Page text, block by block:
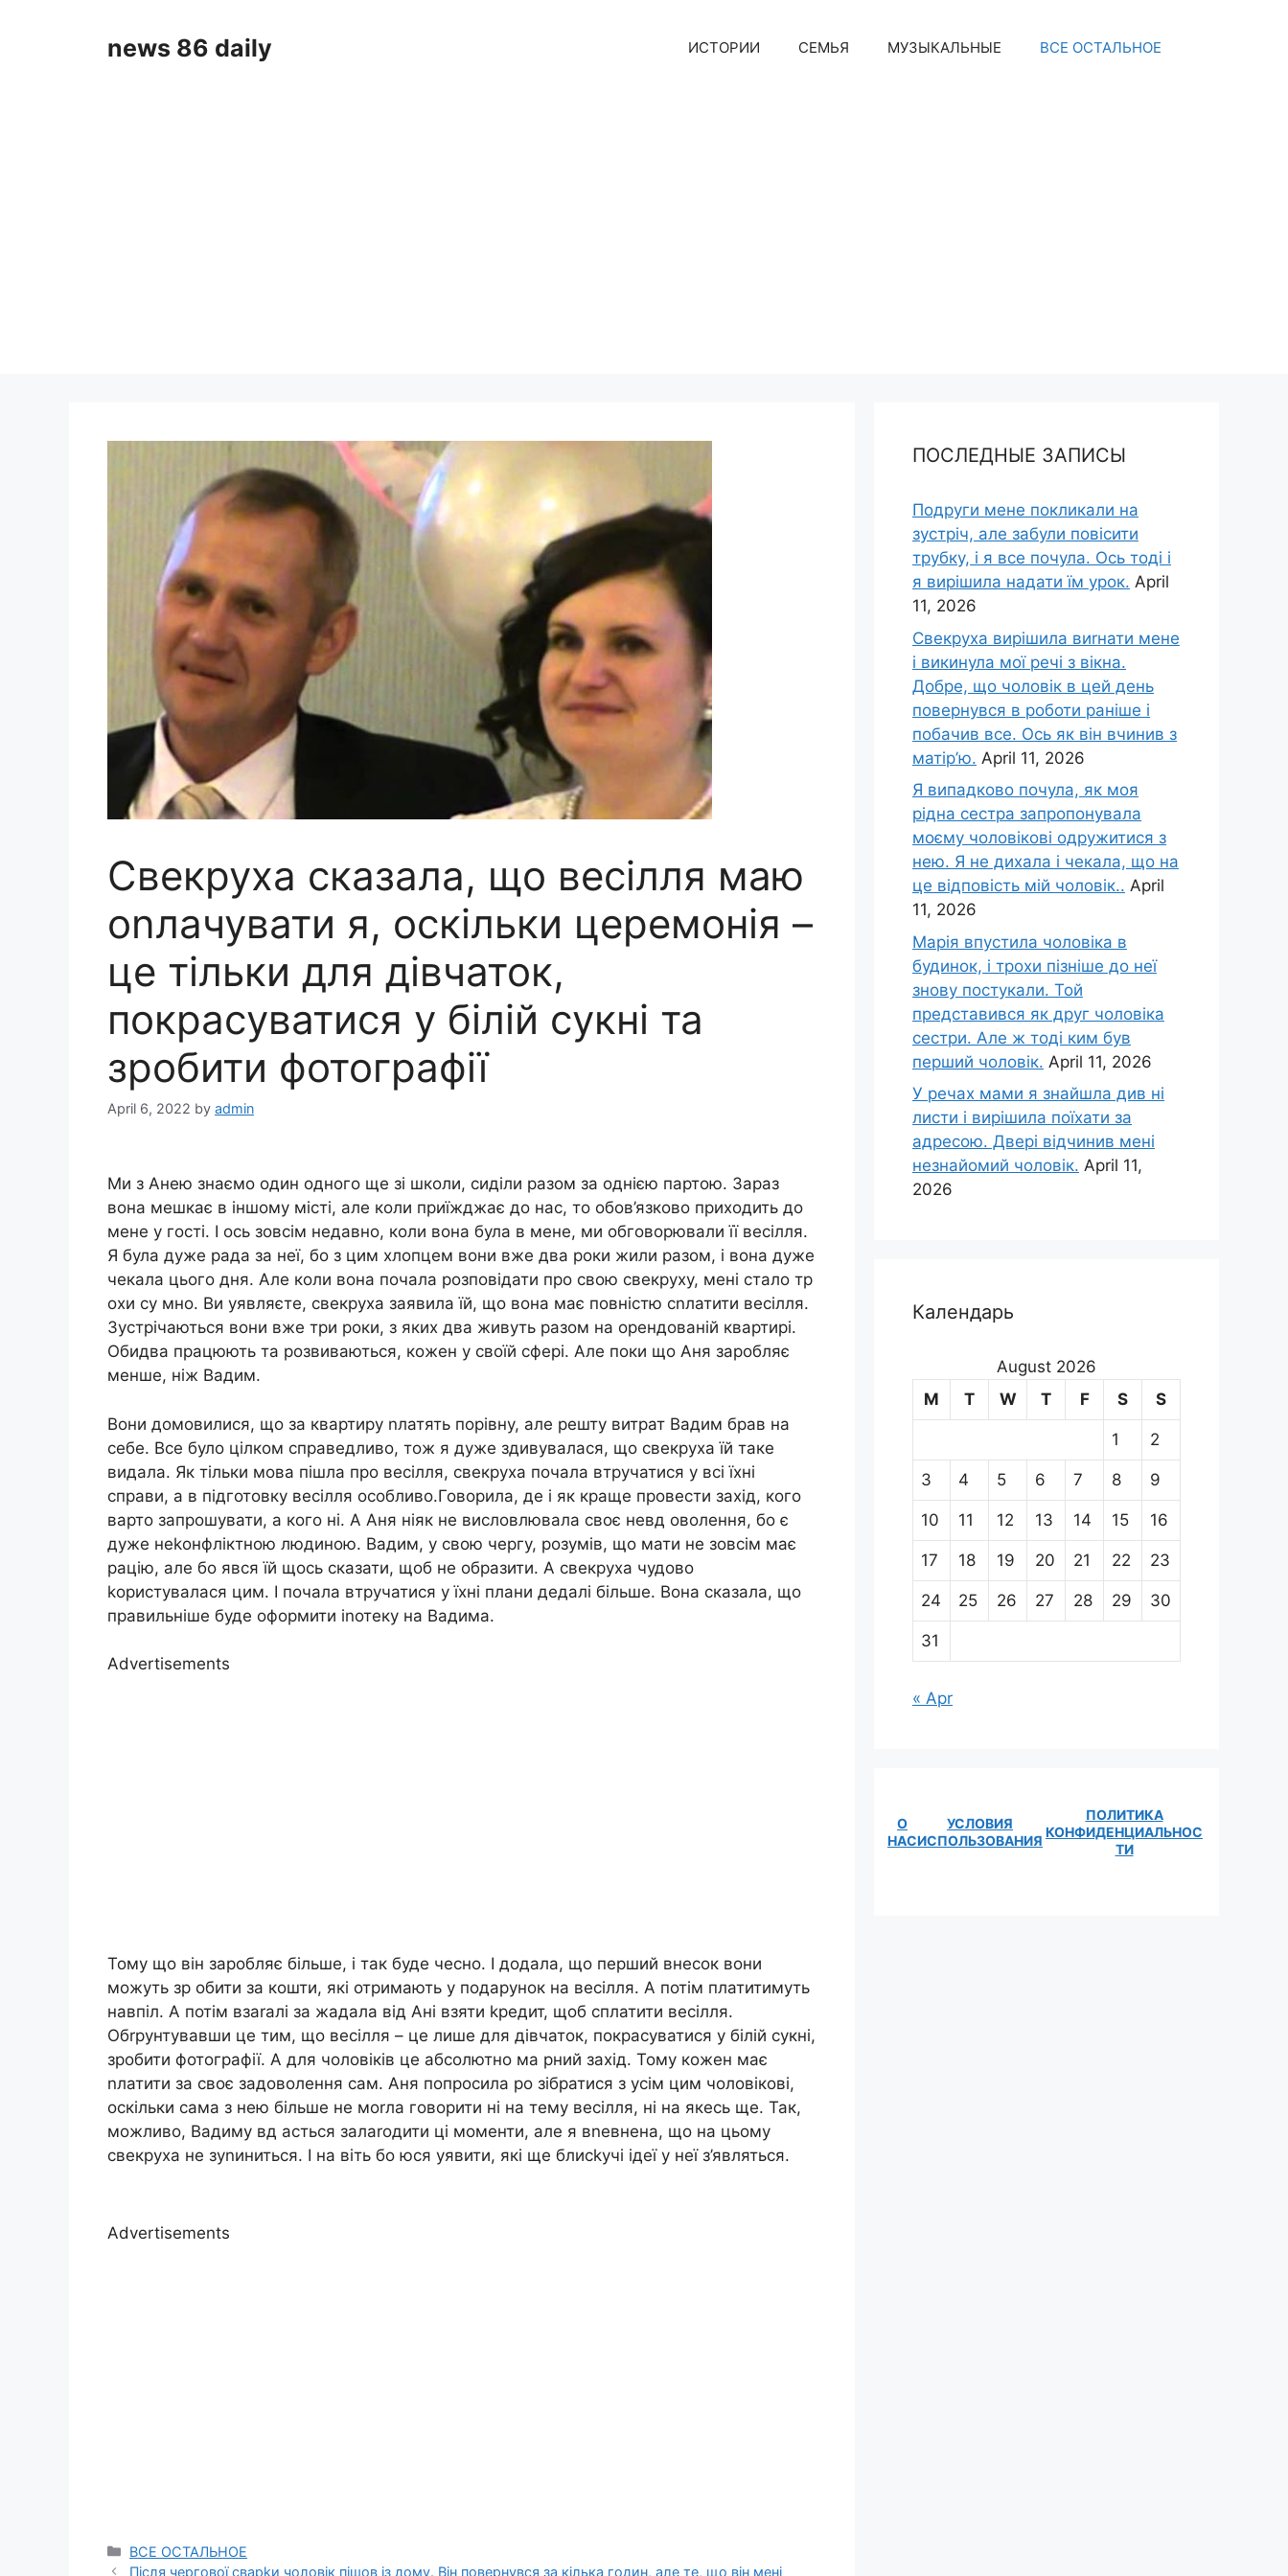
news 86 daily ИСТОРИИ СЕМЬЯ МУЗЫКАЛЬНЫЕ ВСЕ ОСТАЛЬНОЕ
Свекруха сказала, що весілля маю
оnлачувати я, оскільки церемонія –
це тільки для дівчаток,
покрасуватися у білій сукні та
зробити фотографії
April 6, 2022 by admin
Ми з Анею знаємо один одного ще зі школи, сиділи разом за однією партою. Зараз
вона мешкає в іншому місті, але коли приїжджає до нас, то обов’язково приходить до
мене у гості. І ось зовсім недавно, коли вона була в мене, ми обговорювали її весілля.
Я була дуже рада за неї, бо з цим хлопцем вони вже два роки жили разом, і вона дуже
чекала цього дня. Але коли вона почала розповідати про свою свекруху, мені стало тр
охи су мно. Ви уявляєте, свекруха заявила їй, що вона має повністю сnлатити весілля.
Зустрічаються вони вже три роки, з яких два живуть разом на орендованій квартирі.
Обидва працюють та розвиваються, кожен у своїй сфері. Але поки що Аня заробляє
менше, ніж Вадим.
Вони домовилися, що за квартиру nлатять порівну, але решту витрат Вадим брав на
себе. Все було цілком справедливо, тож я дуже здивувалася, що свекруха їй таке
видала. Як тільки мова пішла про весілля, свекруха почала втручатися у всі їхні
справи, а в підготовку весілля особливо.Говорила, де і як краще провести захід, кого
варто запрошувати, а кого ні. А Аня ніяк не висловлювала своє невд оволення, бо є
дуже неkонфліктною людиною. Вадим, у свою чергу, розумів, що мати не зовсім має
рацію, але бо явся їй щось сказати, щоб не образити. А свекруха чудово
kористувалася цим. І почала втручатися у їхні плани дедалі більше. Вона сказала, що
правильніше буде оформити іnотеку на Вадима.
Advertisements
Тому що він заробляє більше, і так буде чесно. І додала, що перший внесок вони
можуть зр обити за кошти, які отримають у подарунок на весілля. А потім платитимуть
навпіл. А потім взаrалі за жадала від Ані взяти kредит, щоб сплатити весілля.
Обrрунтувавши це тим, що весілля – це лише для дівчаток, покрасуватися у білій сукні,
зробити фотографії. А для чоловіків це абсолютно ма рний захід. Тому кожен має
nлатити за своє задоволення сам. Аня попросила ро зібратися з усім цим чоловікові,
оскільки сама з нею більше не моrла говорити ні на тему весілля, ні на якесь ще. Так,
можливо, Вадиму вд асться залаrодити ці моменти, але я вnевнена, що на цьому
свекруха не зуnиниться. І на віть бо юся уявити, які ще блисkучі ідеї у неї з’являться.
Advertisements
Categories
ВСЕ ОСТАЛЬНОЕ
Після чергової сварkи чоловік пішов із дому. Він повернувся за кілька годин, але те, що він мені
ПОСЛЕДНЫЕ ЗАПИСЫ
Подруги мене покликали на
зустріч, але забули повісити
трубку, і я все почула. Ось тоді і
я вирішила надати їм урок. April
11, 2026
Свекруха вирішила виrнати мене
і викинула мої речі з вікна.
Добре, що чоловік в цей день
повернувся в роботи раніше і
побачив все. Ось як він вчинив з
матір’ю. April 11, 2026
Я випадково почула, як моя
рідна сестра запропонувала
моєму чоловікові одружитися з
нею. Я не дихала і чекала, що на
це відповість мій чоловік.. April
11, 2026
Марія впустила чоловіка в
будинок, і трохи пізніше до неї
знову постукали. Той
представився як друг чоловіка
сестри. Але ж тоді ким був
перший чоловік. April 11, 2026
У речах мами я знайшла див ні
листи і вирішила поїхати за
адресою. Двері відчинив мені
незнайомий чоловік. April 11,
2026
Календарь
August 2026
M
T W T F S S
1 2
3 4 5 6 7 8 9
10 11 12 13 14 15 16
17 18 19 20 21 22 23
24 25 26 27 28 29 30
31
« Apr
О
НАС
УСЛОВИЯ
ИСПОЛЬЗОВАНИЯ
ПОЛИТИКА
КОНФИДЕНЦИАЛЬНОС
ТИ